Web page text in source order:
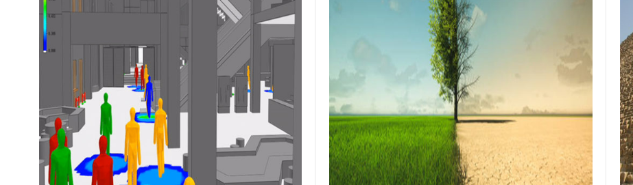
SIMULACIÓN DE PEATONES
PARA EL DISEÑO DE FLUJOS
FRECUENTES MEDIANTE
SOFTWARE 2022
LA URBANIZACIÓN EN EL
CONTEXTO DEL CAMBIO
MEDIOAMBIENTAL GLOBAL.